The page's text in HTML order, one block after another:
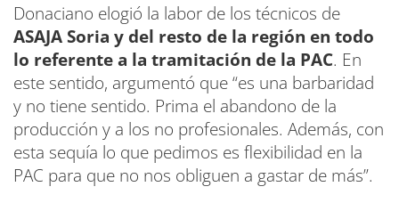
Donaciano elogió la labor de los técnicos de
ASAJA Soria y del resto de la región en todo
lo referente a la tramitación de la PAC. En
este sentido, argumentó que “es una barbaridad
y no tiene sentido. Prima el abandono de la
producción y a los no profesionales. Además, con
esta sequía lo que pedimos es flexibilidad en la
PAC para que no nos obliguen a gastar de más”.